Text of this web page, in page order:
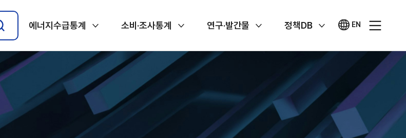
EN
영문
에너지수급통계 소비·조사통계 연구·발간물 정책DB